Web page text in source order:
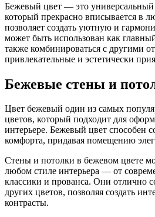
Бежевый цвет — это
который прекрасно вписывается в
позволяет создать уютную и
может быть использован как
также комбинироваться с другими
привлекательные и эстетически
Бежевые стены и
Цвет бежевый один из самых
цветов, который подходит для
интерьере. Бежевый цвет способен
комфорта, придавая помещению
Стены и потолки в бежевом цвете
любом стиле интерьера — от
классики и прованса. Они отлично
других цветов, позволяя создать
контрасты.